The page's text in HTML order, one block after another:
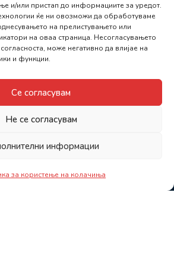
и/или пристап до информациите за уредот.
ќе ни овозможи да обработуваме
на прелистувањето или
на оваа страница. Несогласувањето
може негативно да влијае на
и функции.
Се согласувам
Не се согласувам
информации
за користење на колачиња